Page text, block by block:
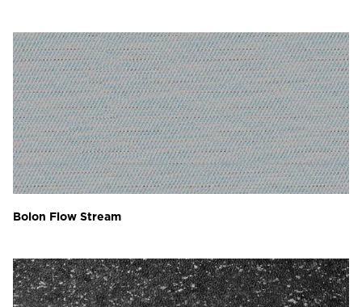
Bolon Flow Stream